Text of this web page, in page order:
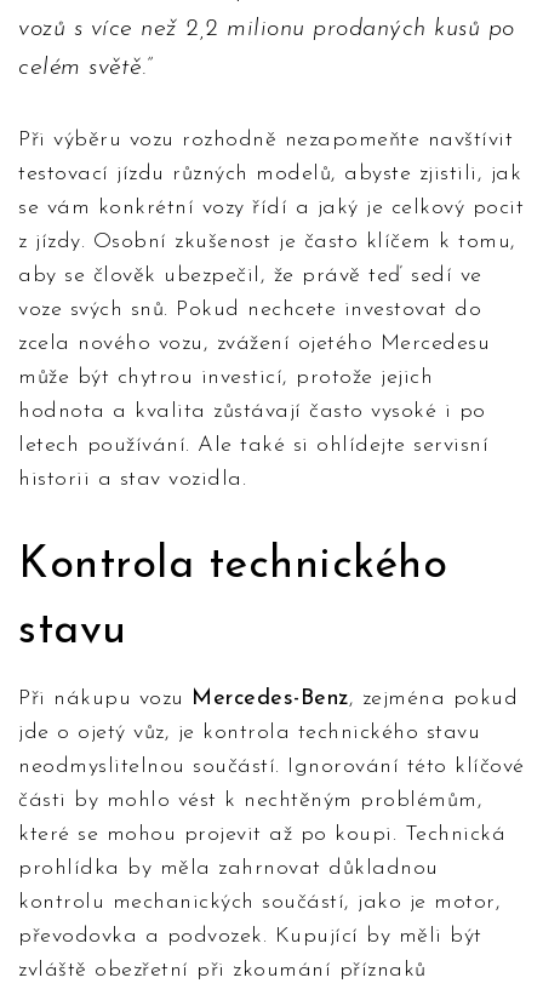
vozů s více než 2,2 milionu prodaných kusů po
celém světě.
Při výběru vozu rozhodně nezapomeňte navštívit
testovací jízdu různých modelů, abyste zjistili, jak
se vám konkrétní vozy řídí a jaký je celkový pocit
z jízdy. Osobní zkušenost je často klíčem k tomu,
aby se člověk ubezpečil, že právě teď sedí ve
voze svých snů. Pokud nechcete investovat do
zcela nového vozu, zvážení ojetého Mercedesu
může být chytrou investicí, protože jejich
hodnota a kvalita zůstávají často vysoké i po
letech používání. Ale také si ohlídejte servisní
historii a stav vozidla.
Kontrola technického
stavu
Při nákupu vozu Mercedes-Benz, zejména pokud
jde o ojetý vůz, je kontrola technického stavu
neodmyslitelnou součástí. Ignorování této klíčové
části by mohlo vést k nechtěným problémům,
které se mohou projevit až po koupi. Technická
prohlídka by měla zahrnovat důkladnou
kontrolu mechanických součástí, jako je motor,
převodovka a podvozek. Kupující by měli být
zvláště obezřetní při zkoumání příznaků